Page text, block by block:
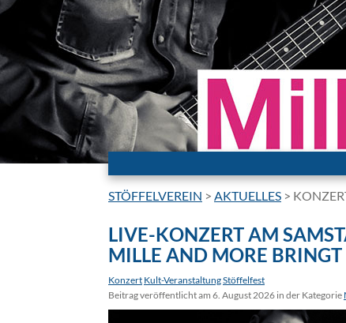
STÖFFELVEREIN > AKTUELLES >
LIVE-KONZERT AM
MILLE AND MORE
Konzert Kult-VeranstaltungStöffelfest
Beitrag veröffentlicht am 6. August 2026 in der Kategorie